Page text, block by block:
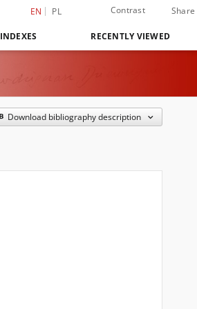
EN PL Contrast Share
INDEXES RECENTLY VIEWED
Download bibliography description